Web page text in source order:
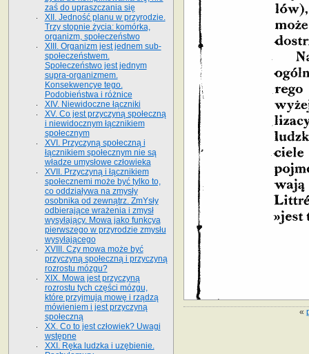
«
zaś do upraszczania się
XII. Jedność planu w przyrodzie.
Trzy stopnie życia: komórka,
organizm, społeczeństwo
XIII. Organizm jest jednem sub-
społeczeństwem.
Społeczeństwo jest jednym
supra-organizmem.
Konsekwencye tego.
Podobieństwa i różnice
XIV. Niewidoczne łączniki
XV. Co jest przyczyną społeczną
i niewidocznym łącznikiem
społecznym
XVI. Przyczyną społeczną i
łącznikiem społecznym nie są
władze umysłowe człowieka
XVII. Przyczyną i łącznikiem
społecznemi może być tylko to,
co oddziaływa na zmysły
osobnika od zewnątrz. ZmYsły
odbierające wrażenia i zmysł
wysyłający. Mowa jako funkcya
pierwszego w przyrodzie zmysłu
wysyłającego
XVIII. Czy mowa może być
przyczyną społeczną i przyczyną
rozrostu mózgu?
XIX. Mowa jest przyczyną
rozrostu tych części mózgu,
które przyjmują mowę i rządzą
mówieniem i jest przyczyną
społeczną
XX. Co to jest człowiek? Uwagi
wstępne
XXI. Ręka ludzka i uzębienie.